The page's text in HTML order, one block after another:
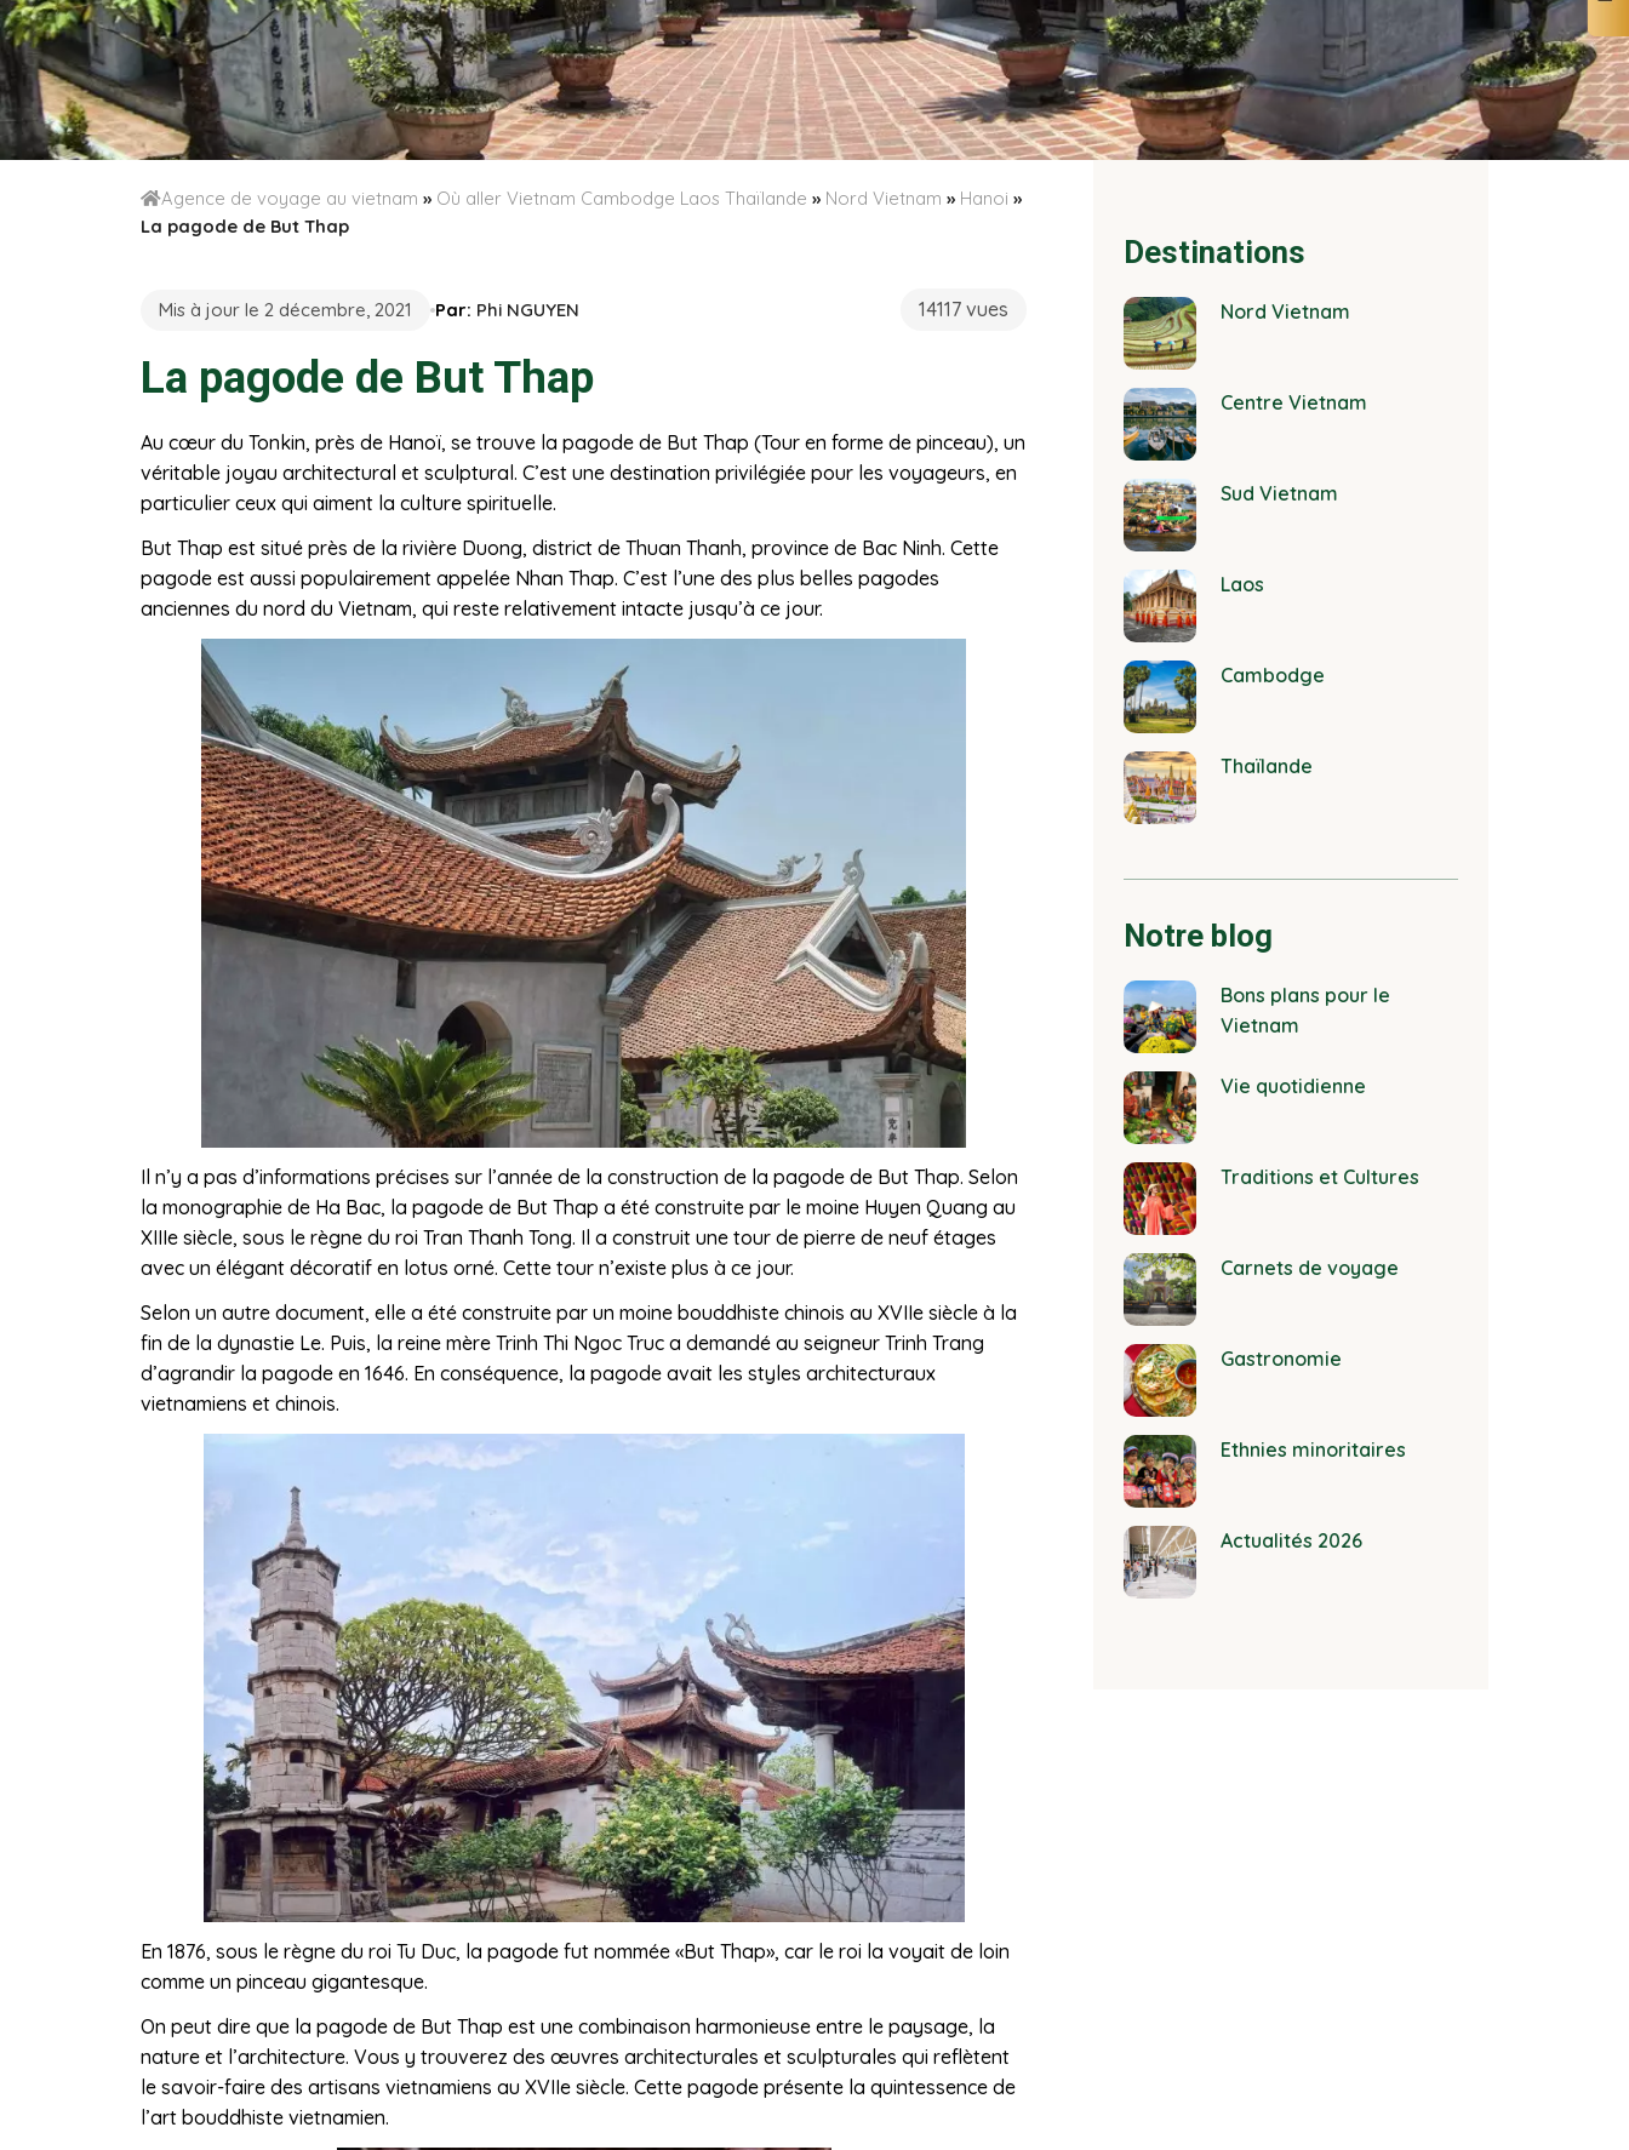
Agence de voyage au vietnam » Où aller Vietnam Cambodge Laos Thaïlande » Nord Vietnam » Hanoi »
La pagode de But Thap
Mis à jour le 2 décembre, 2021 Par: Phi NGUYEN 14117 vues
La pagode de But Thap
Au cœur du Tonkin, près de Hanoï, se trouve la pagode de But Thap (Tour en forme de pinceau), un
véritable joyau architectural et sculptural. C’est une destination privilégiée pour les voyageurs, en
particulier ceux qui aiment la culture spirituelle.
But Thap est situé près de la rivière Duong, district de Thuan Thanh, province de Bac Ninh. Cette
pagode est aussi populairement appelée Nhan Thap. C’est l’une des plus belles pagodes
anciennes du nord du Vietnam, qui reste relativement intacte jusqu’à ce jour.
Il n’y a pas d’informations précises sur l’année de la construction de la pagode de But Thap. Selon
la monographie de Ha Bac, la pagode de But Thap a été construite par le moine Huyen Quang au
XIIIe siècle, sous le règne du roi Tran Thanh Tong. Il a construit une tour de pierre de neuf étages
avec un élégant décoratif en lotus orné. Cette tour n’existe plus à ce jour.
Selon un autre document, elle a été construite par un moine bouddhiste chinois au XVIIe siècle à la
fin de la dynastie Le. Puis, la reine mère Trinh Thi Ngoc Truc a demandé au seigneur Trinh Trang
d’agrandir la pagode en 1646. En conséquence, la pagode avait les styles architecturaux
vietnamiens et chinois.
En 1876, sous le règne du roi Tu Duc, la pagode fut nommée «But Thap», car le roi la voyait de loin
comme un pinceau gigantesque.
On peut dire que la pagode de But Thap est une combinaison harmonieuse entre le paysage, la
nature et l’architecture. Vous y trouverez des œuvres architecturales et sculpturales qui reflètent
le savoir-faire des artisans vietnamiens au XVIIe siècle. Cette pagode présente la quintessence de
l’art bouddhiste vietnamien.
Destinations
Nord Vietnam
Centre Vietnam
Sud Vietnam
Laos
Cambodge
Thaïlande
Notre blog
Bons plans pour le
Vietnam
Vie quotidienne
Traditions et Cultures
Carnets de voyage
Gastronomie
Ethnies minoritaires
Actualités 2026